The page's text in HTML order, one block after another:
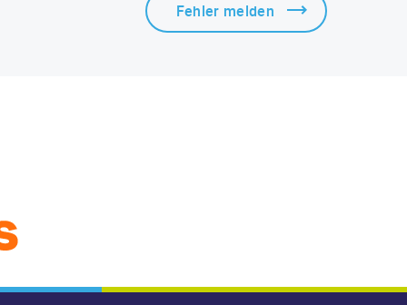
Fehler melden